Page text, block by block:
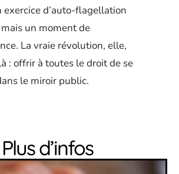
exercice d’auto-flagellation
un moment de
La vraie révolution, elle,
: offrir à toutes le droit de se
le miroir public.
Plus d’infos